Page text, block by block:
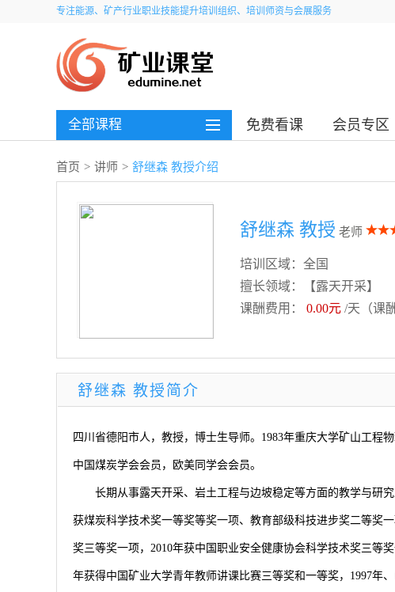
专注能源、矿产行业职业技能提升培训组织、培训师资与会展服务
全部课程 免费看课 会员专区
首页 > 讲师 > 舒继森 教授介绍
舒继森 教授 老师
培训区域：全国
擅长领域：【露天开采】
课酬费用：
0.00元 /天（课
舒继森 教授简介
四川省德阳市人，教授，博士生导师。1983年重庆大学矿山工程
中国煤炭学会会员，欧美同学会会员。
长期从事露天开采、岩土工程与边坡稳定等方面的教学与研究
获煤炭科学技术奖一等奖等奖一项、教育部级科技进步奖二等奖
奖三等奖一项，2010年获中国职业安全健康协会科学技术奖三等
年获得中国矿业大学青年教师讲课比赛三等奖和一等奖，1997年